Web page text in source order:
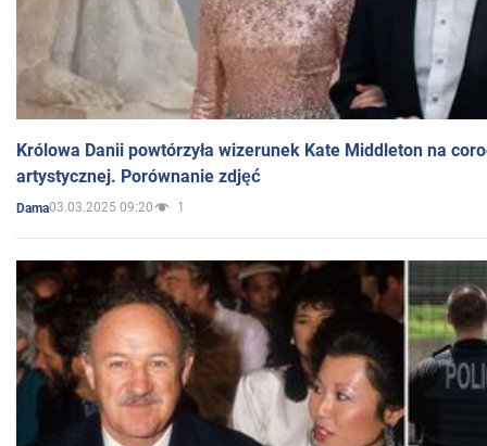
Królowa Danii powtórzyła wizerunek Kate Middleton na
artystycznej. Porównanie zdjęć
Dama03.03.2025 09:20 1